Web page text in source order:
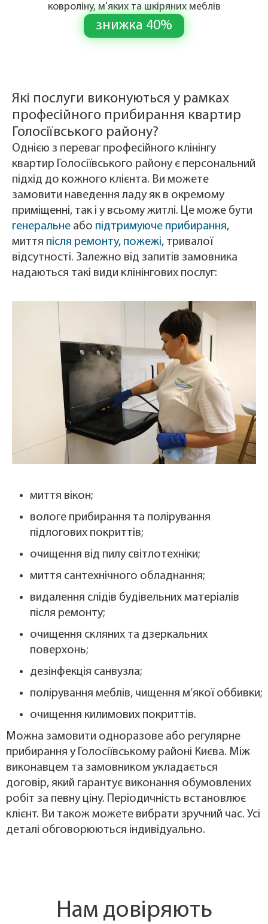
ковроліну, м'яких та шкіряних меблів
знижка 40%
Які послуги виконуються у рамках
професійного прибирання квартир
Голосіївського району?
Однією з переваг професійного клінінгу
квартир Голосіївського району є персональний
підхід до кожного клієнта. Ви можете
замовити наведення ладу як в окремому
приміщенні, так і у всьому житлі. Це може бути
генеральне або підтримуюче прибирання,
миття після ремонту, пожежі, тривалої
відсутності. Залежно від запитів замовника
надаються такі види клінінгових послуг:
миття вікон;
вологе прибирання та полірування
підлогових покриттів;
очищення від пилу світлотехніки;
миття сантехнічного обладнання;
видалення слідів будівельних матеріалів
після ремонту;
очищення скляних та дзеркальних
поверхонь;
дезінфекція санвузла;
полірування меблів, чищення м’якої оббивки;
очищення килимових покриттів.
Можна замовити одноразове або регулярне
прибирання у Голосіївському районі Києва. Між
виконавцем та замовником укладається
договір, який гарантує виконання обумовлених
робіт за певну ціну. Періодичність встановлює
клієнт. Ви також можете вибрати зручний час. Усі
деталі обговорюються індивідуально.
Нам довіряють